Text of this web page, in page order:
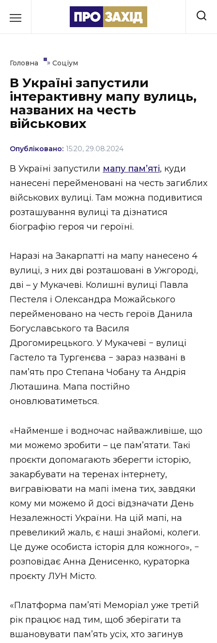
до
Культура
Освіта
Соціум
Стиль життя
Втрачений Ужгород
Втрачений Ужгород (відеоверсія)
ЗАКАРПАТСЬКІ НОВИНИ
НОВИНИ ЗАХІДНОЇ УКРАЇНИ
ФОТО
Головна » Соціум
В Україні запустили
інтерактивну мапу вулиць,
названих на честь
військових
Опубліковано: 15:20, 29.08.2024
В Україні запустили мапу пам’яті, куди
нанесені перейменовані на честь загиблих
військових вулиці. Там можна подивитися
розташування вулиці та дізнатися
біографію героя чи героїні.
Наразі на Закарпатті на мапу нанесено 4
вулиці, з них дві розташовані в Ужгороді,
дві – у Мукачеві. Колишні вулиці Павла
Пестеля і Олександра Можайського
перейменовано на честь героїв Данила
Богуславського та Василя
Дрогомирецького. У Мукачеві − вулиці
Гастело та Тургенєва − зараз названі в
пам’ять про Степана Чобану та Андрія
Люташина. Мапа постійно
оновлюватиметься.
«Найменше і водночас найважливіше, що
ми можемо зробити – це пам’ятати. Такі
проєкти допомагають зберегти історію,
закарбувати на теренах інтернету,
вигравіювати на мапі імена тих, завдяки
кому ми можемо й досі відзначати День
Незалежності України. На цій мапі, на
превеликий жаль, є наші знайомі, колеги.
Це дуже особиста історія для кожного», −
розповідає Анна Денисенко, кураторка
проєкту ЛУН Місто.
«Платформа пам’яті Меморіал уже третій
рік працює над тим, щоб зберігати та
вшановувати пам’ять усіх, хто загинув